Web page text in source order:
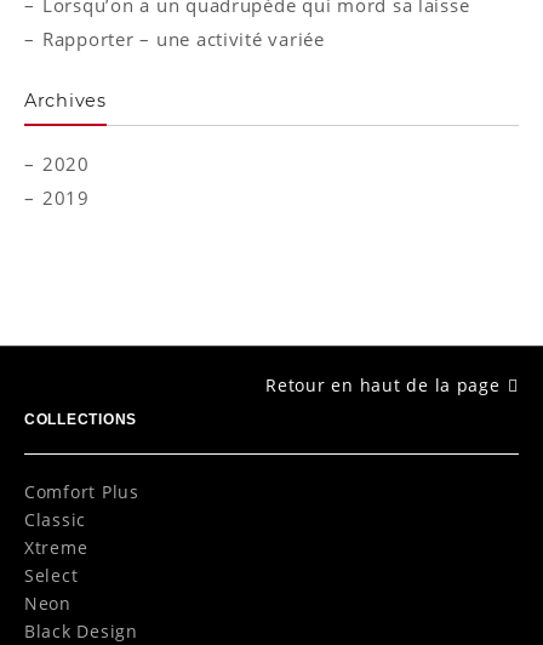
Lorsqu’on a un quadrupède qui mord sa laisse
Rapporter – une activité variée
Archives
2020
2019
Retour en haut de la page
COLLECTIONS
Comfort Plus
Classic
Xtreme
Select
Neon
Black Design